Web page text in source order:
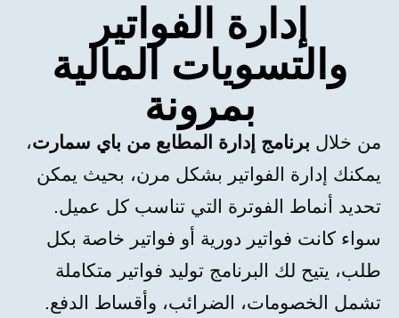
إدارة الفواتير
والتسويات المالية
بمرونة
من خلال برنامج إدارة المطابع من باي سمارت،
يمكنك إدارة الفواتير بشكل مرن، بحيث يمكن
تحديد أنماط الفوترة التي تناسب كل عميل.
سواء كانت فواتير دورية أو فواتير خاصة بكل
طلب، يتيح لك البرنامج توليد فواتير متكاملة
تشمل الخصومات، الضرائب، وأقساط الدفع.